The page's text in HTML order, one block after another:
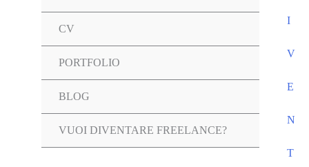
CV
PORTFOLIO
BLOG
VUOI DIVENTARE FREELANCE?
I
V
E
N
T